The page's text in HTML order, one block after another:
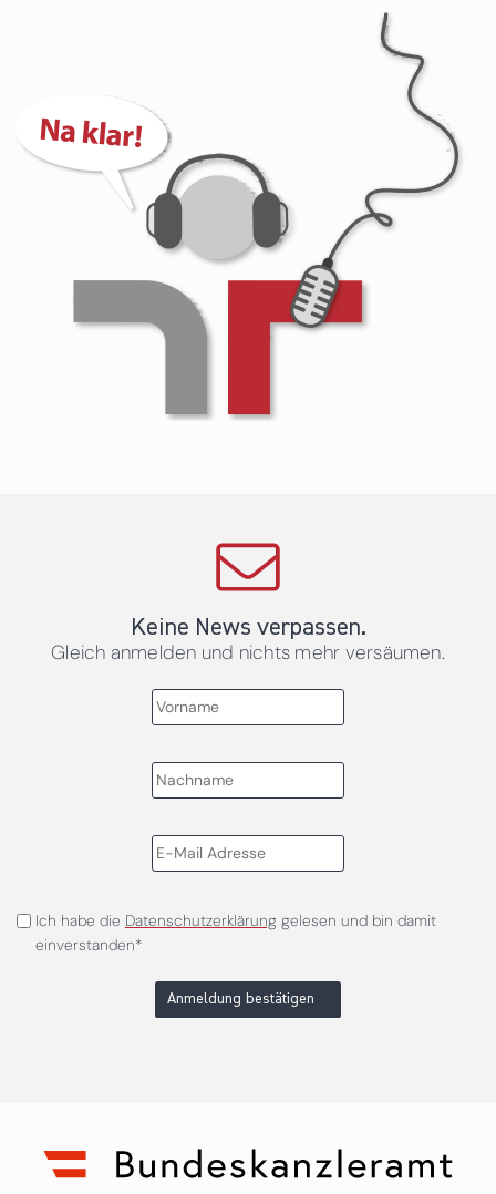
Keine News verpassen.
Gleich anmelden und nichts mehr versäumen.
Ich habe die Datenschutzerklärunggelesen und bin damit
einverstanden*
Anmeldung bestätigen